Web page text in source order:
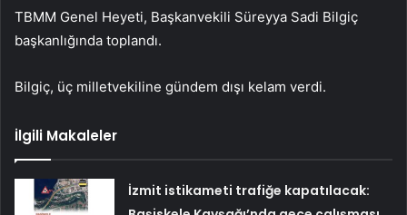
TBMM Genel Heyeti, Başkanvekili Süreyya Sadi Bilgiç
başkanlığında toplandı.
Bilgiç, üç milletvekiline gündem dışı kelam verdi.
İlgili Makaleler
İzmit istikameti trafiğe kapatılacak: